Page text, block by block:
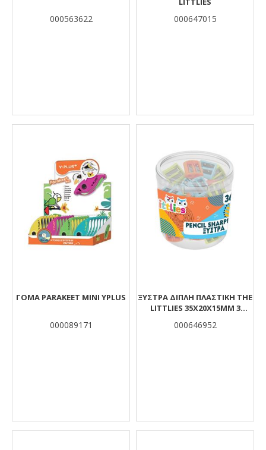
000563622 000647015
ΓΟΜΑ PARAKEET MINI YPLUS
000089171
ΞΎΣΤΡΑ ΔΙΠΛΉ ΠΛΑΣΤΙΚΉ THE
LITTLIES 35X20X15MM 3
000646952